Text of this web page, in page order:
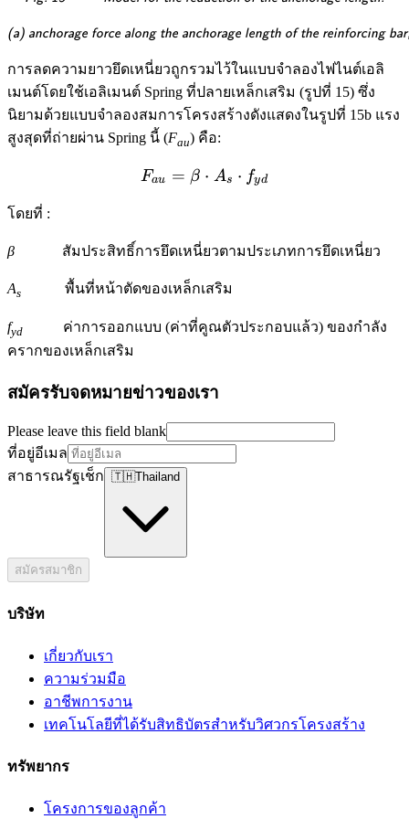
(a) anchorage force along the anchorage length of the reinforcing
การลดความยาวยึดเหนี่ยวถูกรวมไว้ในแบบจำลองไฟไนต์เอลิ
เมนต์โดยใช้เอลิเมนต์ Spring ที่ปลายเหล็กเสริม (รูปที่ 15) ซึ่ง
นิยามด้วยแบบจำลองสมการโครงสร้างดังแสดงในรูปที่ 15b แรง
สูงสุดที่ถ่ายผ่าน Spring นี้ (Fau) คือ:
F_{au} = \beta \cdot
Fau = β ⋅ As ⋅ fyd
โดยที่ :
β สัมประสิทธิ์การยึดเหนี่ยวตามประเภทการยึดเหนี่ยว
As พื้นที่หน้าตัดของเหล็กเสริม
fyd
ค่าการออกแบบ (ค่าที่คูณตัวประกอบแล้ว) ของกำลัง
ครากของเหล็กเสริม
สมัครรับจดหมายข่าวของเรา
Please leave this field blank
ที่อยู่อีเมล
สาธารณรัฐเช็ก 🇹🇭Thailand
สมัครสมาชิก
บริษัท
เกี่ยวกับเรา
ความร่วมมือ
อาชีพการงาน
เทคโนโลยีที่ได้รับสิทธิบัตรสำหรับวิศวกรโครงสร้าง
ทรัพยากร
โครงการของลูกค้า